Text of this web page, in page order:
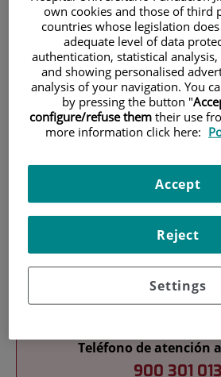
Investigación
Docencia
Teléfono de atención
900 301 013
own cookies and those of third
countries whose legislation
adequate level of data
authentication, statistical
and showing personalised
analysis of your navigation. You
by pressing the button "
configure/refuse them their use
more information click here:
Settings
Reject
Accept